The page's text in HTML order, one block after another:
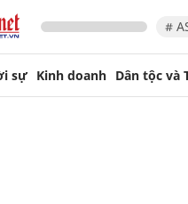
#
sự Kinh doanh Dân tộc và